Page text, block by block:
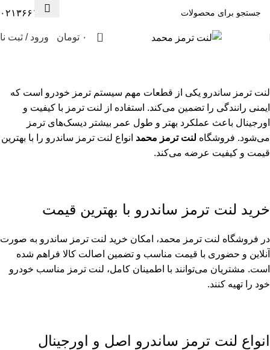
۰۲۱۳۶۶۱۳۰۰۸
0 ۰ تومان ورود / ثبت
لنت ترمز ساندرو یکی از قطعات مهم سیستم ترمز خودرو است که
ایمنی رانندگی را تضمین می‌کند. استفاده از لنت ترمز با کیفیت و
اورجینال باعث عملکرد بهتر و طول عمر بیشتر دیسک‌های ترمز
می‌شود. فروشگاه لنت ترمز محمد انواع لنت ترمز ساندرو را با بهترین
قیمت و کیفیت عرضه می‌کند.
خرید لنت ترمز ساندرو با بهترین قیمت
در فروشگاه لنت ترمز محمد، امکان خرید لنت ترمز ساندرو به صورت
آنلاین و حضوری با قیمت مناسب و تضمین اصالت کالا فراهم شده
است. مشتریان می‌توانند با اطمینان کامل، لنت ترمز مناسب خودرو
خود را تهیه کنند.
انواع لنت ترمز ساندرو اصل و اورجینال